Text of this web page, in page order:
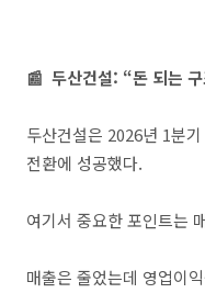
📰 두산건설: “돈 되는
두산건설은 2026년 1분
전환에 성공했다.
여기서 중요한 포인트는
매출은 줄었는데 영업이